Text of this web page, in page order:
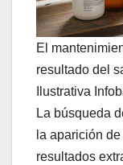
El
resultado del
Ilustrativa
La búsqueda
la aparición
resultados